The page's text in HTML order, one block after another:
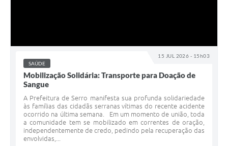
15 JUL 2026 - 15h03
SAÚDE
Mobilização Solidária: Transporte para Doação de
Sangue
A Prefeitura de Serro manifesta sua profunda solidariedade
às famílias das cidadãs serranas vítimas do recente acidente
ocorrido na última semana. Em um momento de união, toda
a comunidade tem se mobilizado em correntes de oração,
independentemente de credo, pedindo pela recuperação das
envolvidas,...